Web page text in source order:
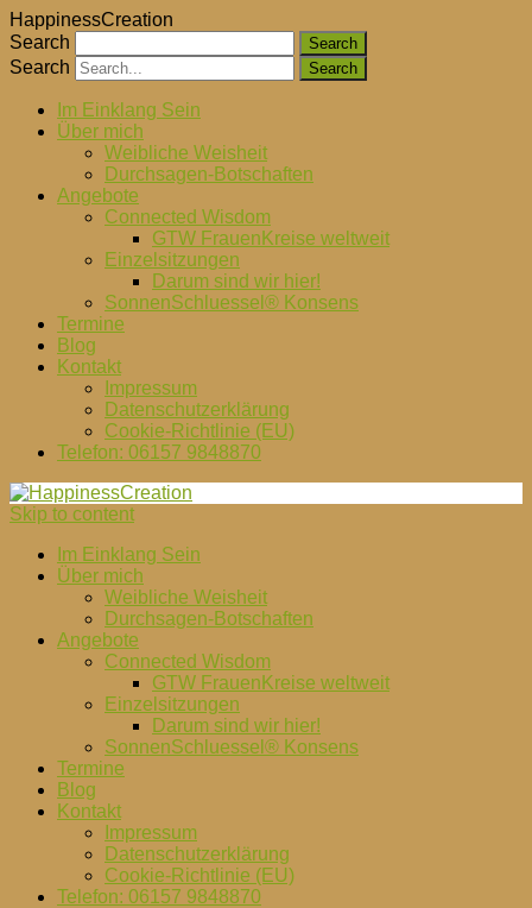
HappinessCreation
Search
Search
Im Einklang Sein
Über mich
Weibliche Weisheit
Durchsagen-Botschaften
Angebote
Connected Wisdom
GTW FrauenKreise weltweit
Einzelsitzungen
Darum sind wir hier!
SonnenSchluessel® Konsens
Termine
Blog
Kontakt
Impressum
Datenschutzerklärung
Cookie-Richtlinie (EU)
Telefon: 06157 9848870
Skip to content
Im Einklang Sein
Über mich
Weibliche Weisheit
Durchsagen-Botschaften
Angebote
Connected Wisdom
GTW FrauenKreise weltweit
Einzelsitzungen
Darum sind wir hier!
SonnenSchluessel® Konsens
Termine
Blog
Kontakt
Impressum
Datenschutzerklärung
Cookie-Richtlinie (EU)
Telefon: 06157 9848870